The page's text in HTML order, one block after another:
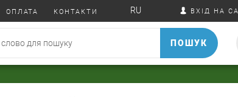
ОПЛАТА КОНТАКТИ RU ВХІД НА
ПОШУК